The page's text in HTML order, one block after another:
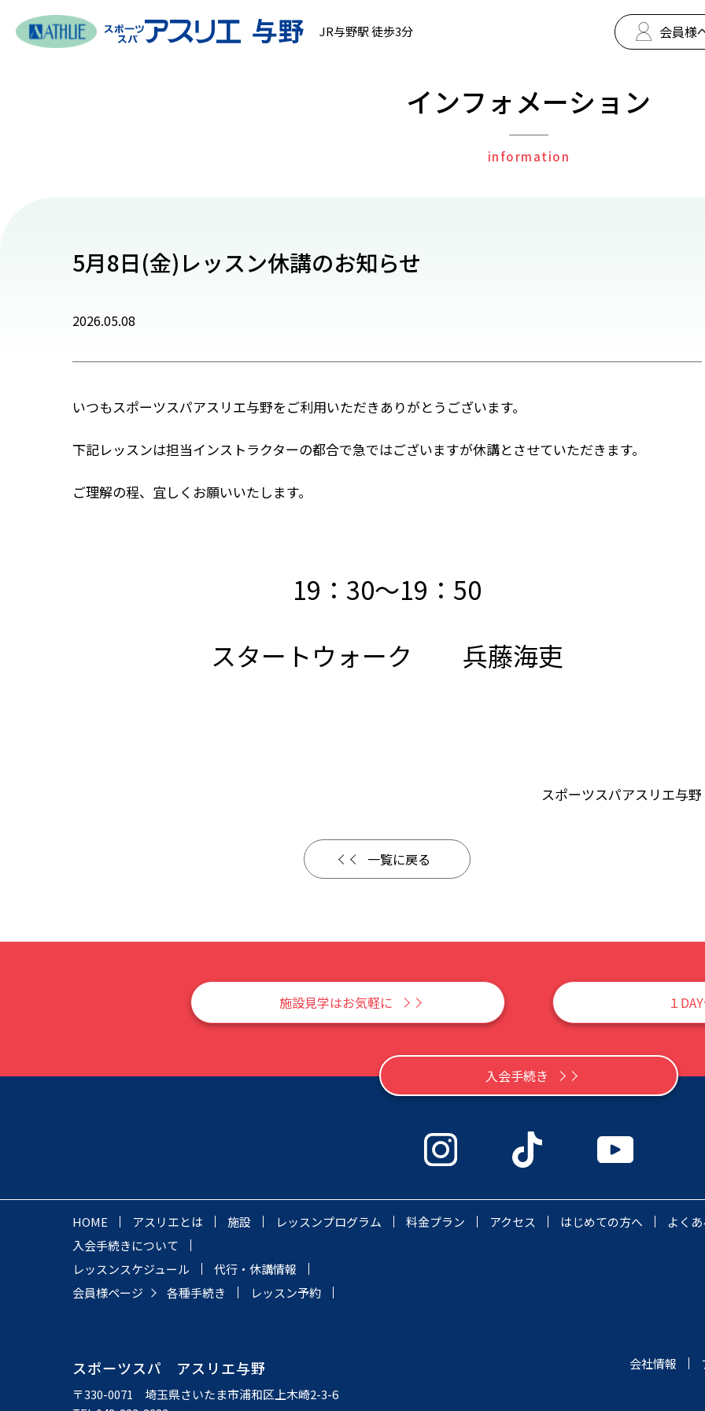
JR与野駅 徒歩3分 会員様
インフォメーション
information
5月8日(金)レッスン休講のお知らせ
2026.05.08
いつもスポーツスパアスリエ与野をご利用いただきありがとうございます。
下記レッスンは担当インストラクターの都合で急ではございますが休講とさせていただきます。
ご理解の程、宜しくお願いいたします。
19：30～19：50
スタートウォーク 兵藤海吏
スポーツスパアスリエ与野
一覧に戻る
施設見学はお気軽に １
入会手続き
HOME アスリエとは 施設 レッスンプログラム 料金プラン アクセス はじめての方へ
よく
入会手続きについて
レッスンスケジュール
代行・休講情報
会員様ページ
各種手続き レッスン予約
スポーツスパ アスリエ与野
〒330-0071 埼玉県さいたま市浦和区上木崎2-3-6
会社情報